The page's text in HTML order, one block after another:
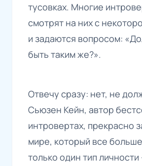
тусовках. Многие
смотрят на них с
и задаются вопросом:
быть таким же?».
Отвечу сразу: нет, не
Сьюзен Кейн, автор
интровертах, прекрасно
мире, который все
только один тип